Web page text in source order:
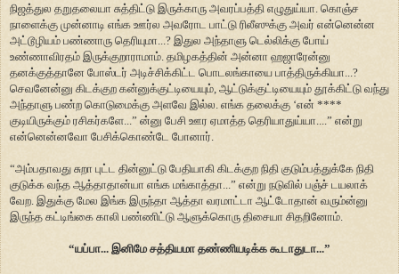
நிஜத்துல தறுதலையா சுத்திட்டு இருக்காரு அவரப்பத்தி எழுதுய்யா. கொஞ்ச
நாளைக்கு முன்னாடி எங்க ஊர்ல அவரோட பாட்டு ரிலீஸுக்கு அவர் என்னென்ன
அட்டூழியம் பண்ணாரு தெரியுமா...? இதுல அந்தாளு டெல்லிக்கு போய்
உண்ணாவிரதம் இருக்குறாராமாம். தமிழகத்தின் அன்னா ஹஜாரேன்னு
தனக்குத்தானே போஸ்டர் அடிச்சிக்கிட்ட பொடலங்காயை பாத்திருக்கியா...?
செவனேன்னு கிடக்குற கன்னுக்குட்டியையும், ஆட்டுக்குட்டியையும் தூக்கிட்டு வந்து
அந்தாளு பண்ற கொடுமைக்கு அளவே இல்ல. எங்க தலைக்கு ‘என் ****
குடியிருக்கும் ரசிகர்களே...” ன்னு பேசி ஊர ஏமாத்த தெரியாதுய்யா....” என்று
என்னென்னவோ பேசிக்கொண்டே போனார்.
“அம்பதாவது சுறா புட்ட தின்னுட்டு பேதியாகி கிடக்குற நிதி குடும்பத்துக்கே நிதி
குடுக்க வந்த ஆத்தாதான்யா எங்க மங்காத்தா...” என்று நடுவில் பஞ்ச் டயலாக்
வேற. இதுக்கு மேல இங்க இருந்தா ஆத்தா வரமாட்டா ஆட்டோதான் வரும்ன்னு
இருந்த கட்டிங்கை காலி பண்ணிட்டு ஆளுக்கொரு திசையா சிதறினோம்.
“யப்பா... இனிமே சத்தியமா தண்ணியடிக்க கூடாதுடா...”